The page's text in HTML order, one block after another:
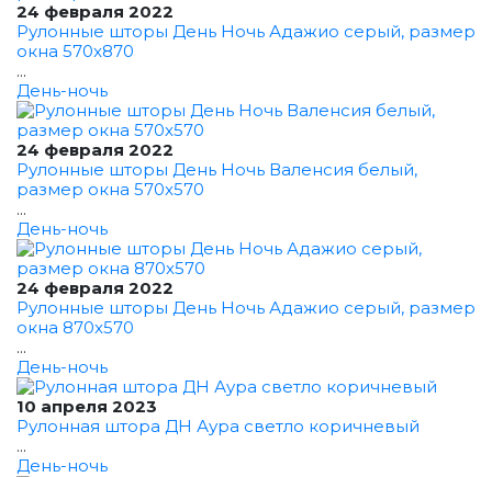
24 февраля 2022
Рулонные шторы День Ночь Адажио серый, размер
окна 570x870
...
День-ночь
24 февраля 2022
Рулонные шторы День Ночь Валенсия белый,
размер окна 570x570
...
День-ночь
24 февраля 2022
Рулонные шторы День Ночь Адажио серый, размер
окна 870x570
...
День-ночь
10 апреля 2023
Рулонная штора ДН Аура светло коричневый
...
День-ночь